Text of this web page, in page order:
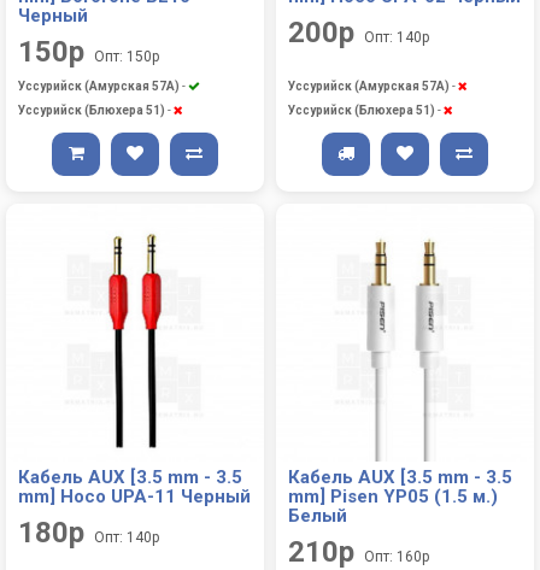
Черный
150р Опт: 150р
Уссурийск (Амурская 57А) -
Уссурийск (Блюхера 51) -
200р Опт: 140р
Уссурийск (Амурская 57А) -
Уссурийск (Блюхера 51) -
Кабель AUX [3.5 mm - 3.5
mm] Hoco UPA-11 Черный
180р Опт: 140р
Кабель AUX [3.5 mm - 3.5
mm] Pisen YP05 (1.5 м.)
Белый
210р Опт: 160р